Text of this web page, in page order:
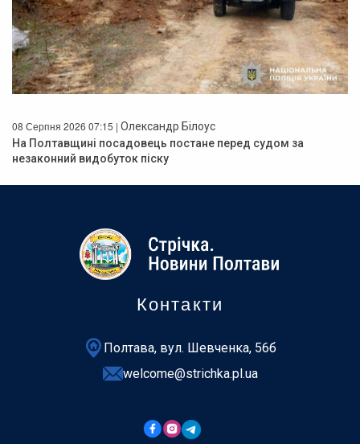
08 Серпня 2026 07:15 | Олександр Білоус
На Полтавщині посадовець постане перед судом за
незаконний видобуток піску
Контакти
Полтава, вул. Шевченка, 56б
welcome@strichka.pl.ua